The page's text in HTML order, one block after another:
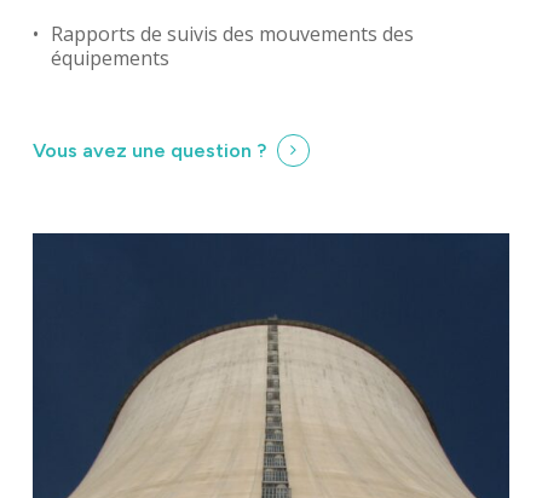
Rapports de suivis des mouvements des
équipements
Vous avez une question ?
Identité
Actualités
Nous rejoindre
Domaines d’activité